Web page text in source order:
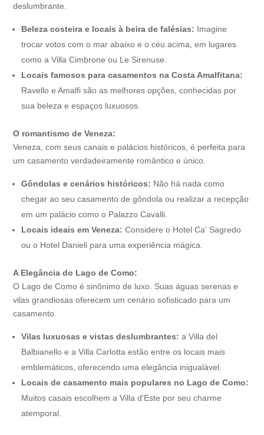
deslumbrante.
Beleza costeira e locais à beira de falésias: Imagine
trocar votos com o mar abaixo e o céu acima, em lugares
como a Villa Cimbrone ou Le Sirenuse.
Locais famosos para casamentos na Costa Amalfitana:
Ravello e Amalfi são as melhores opções, conhecidas por
sua beleza e espaços luxuosos.
O romantismo de Veneza:
Veneza, com seus canais e palácios históricos, é perfeita para
um casamento verdadeiramente romântico e único.
Gôndolas e cenários históricos: Não há nada como
chegar ao seu casamento de gôndola ou realizar a recepção
em um palácio como o Palazzo Cavalli.
Locais ideais em Veneza: Considere o Hotel Ca' Sagredo
ou o Hotel Danieli para uma experiência mágica.
A Elegância do Lago de Como:
O Lago de Como é sinônimo de luxo. Suas águas serenas e
vilas grandiosas oferecem um cenário sofisticado para um
casamento.
Vilas luxuosas e vistas deslumbrantes: a Villa del
Balbianello e a Villa Carlotta estão entre os locais mais
emblemáticos, oferecendo uma elegância inigualável.
Locais de casamento mais populares no Lago de Como:
Muitos casais escolhem a Villa d'Este por seu charme
atemporal.